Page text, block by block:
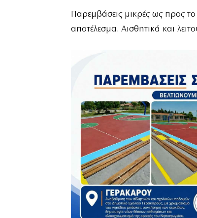
Παρεμβάσεις μικρές ως προς
αποτέλεσμα. Αισθητικά και